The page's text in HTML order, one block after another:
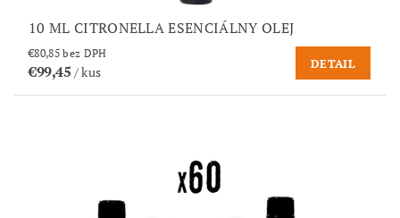
10 ML CITRONELLA ESENCIÁLNY OLEJ
€80,85 bez DPH
€99,45 / kus
DETAIL